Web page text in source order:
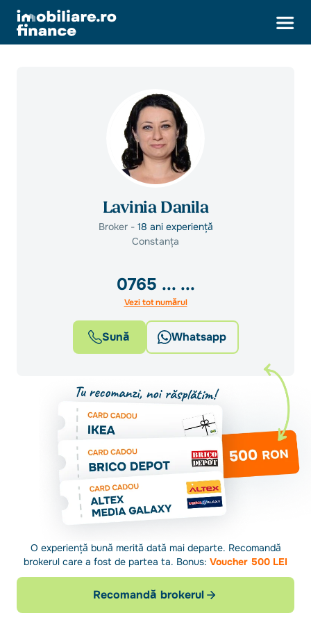
Lavinia Danila
Broker - 18 ani experiență
Constanța
0765 ... ...
Vezi tot numărul
Sună Whatsapp
O experiență bună merită dată mai departe. Recomandă
brokerul care a fost de partea ta. Bonus: Voucher 500 LEI
Recomandă brokerul